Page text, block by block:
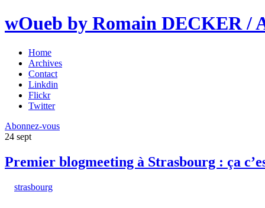
wOueb by Romain DECKER /
Home
Archives
Contact
Linkdin
Flickr
Twitter
Abonnez-vous
24 sept
Premier blogmeeting à Strasbourg : ça
strasbourg